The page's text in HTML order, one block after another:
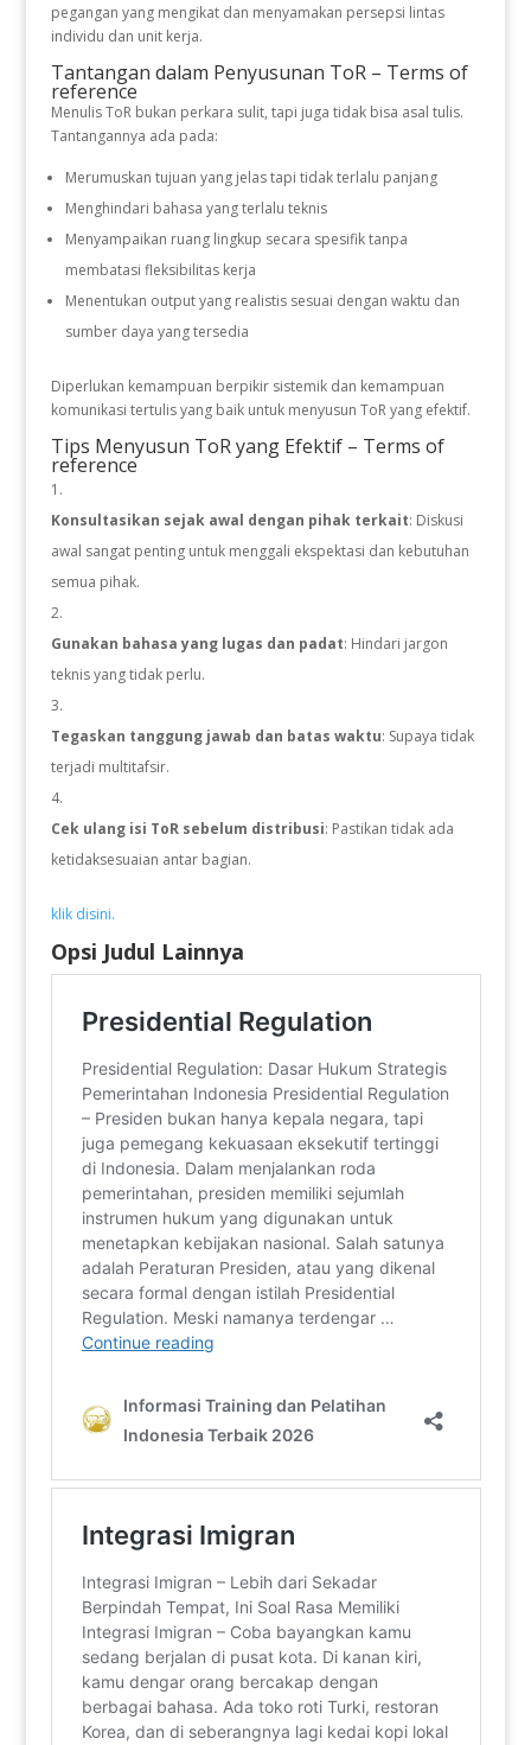
pegangan yang mengikat dan menyamakan persepsi lintas
individu dan unit kerja.
Tantangan dalam Penyusunan ToR – Terms of
reference
Menulis ToR bukan perkara sulit, tapi juga tidak bisa asal tulis.
Tantangannya ada pada:
Merumuskan tujuan yang jelas tapi tidak terlalu panjang
Menghindari bahasa yang terlalu teknis
Menyampaikan ruang lingkup secara spesifik tanpa
membatasi fleksibilitas kerja
Menentukan output yang realistis sesuai dengan waktu dan
sumber daya yang tersedia
Diperlukan kemampuan berpikir sistemik dan kemampuan
komunikasi tertulis yang baik untuk menyusun ToR yang efektif.
Tips Menyusun ToR yang Efektif – Terms of
reference
Konsultasikan sejak awal dengan pihak terkait: Diskusi
awal sangat penting untuk menggali ekspektasi dan kebutuhan
semua pihak.
Gunakan bahasa yang lugas dan padat: Hindari jargon
teknis yang tidak perlu.
Tegaskan tanggung jawab dan batas waktu: Supaya tidak
terjadi multitafsir.
Cek ulang isi ToR sebelum distribusi: Pastikan tidak ada
ketidaksesuaian antar bagian.
klik disini.
Opsi Judul Lainnya